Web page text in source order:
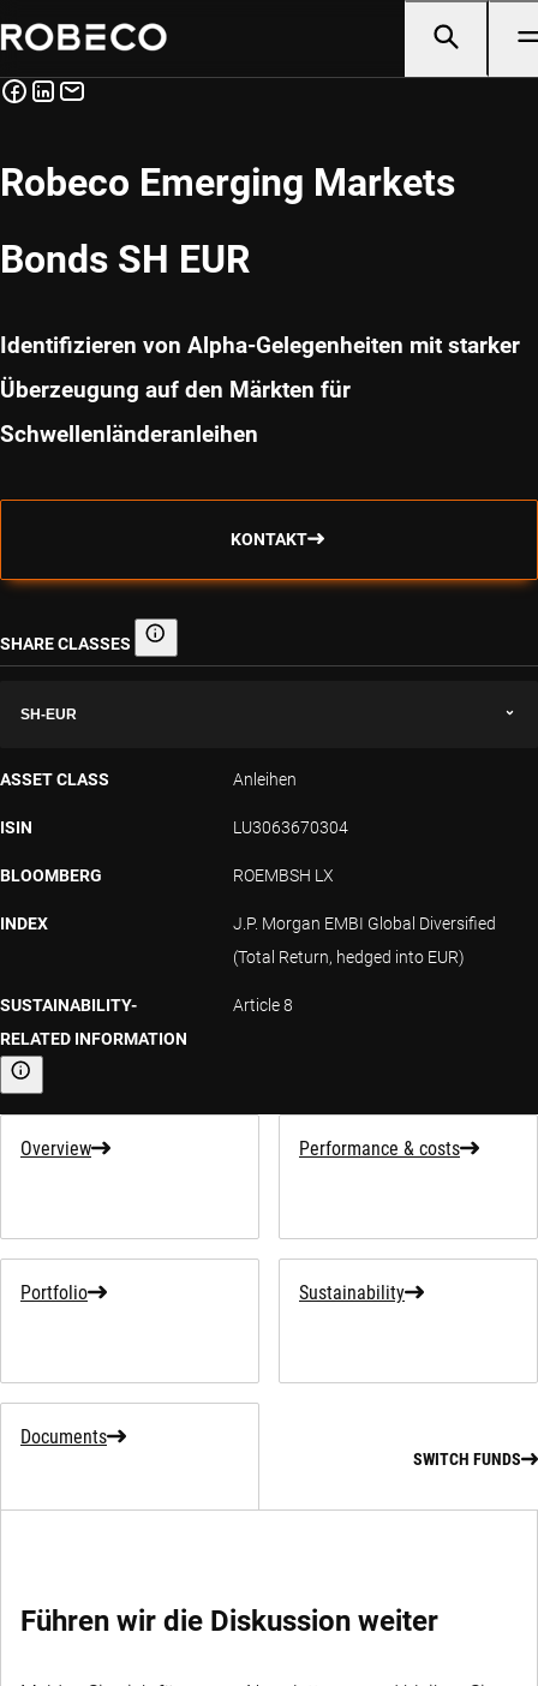
Robeco Emerging Markets
Bonds SH EUR
Identifizieren von Alpha-Gelegenheiten mit starker
Überzeugung auf den Märkten für
Schwellenländeranleihen
KONTAKT
SHARE CLASSES Share classes
SH-EUR
ASSET CLASS Anleihen
ISIN LU3063670304
BLOOMBERG ROEMBSH LX
INDEX
J.P. Morgan EMBI Global Diversified
(Total Return, hedged into EUR)
SUSTAINABILITY-
RELATED INFORMATION
Sustainability-related information
Article 8
Overview Performance & costs
Portfolio Sustainability
Documents
SWITCH FUNDS
Führen wir die Diskussion weiter